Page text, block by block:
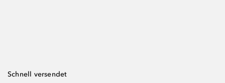
Schnell versendet